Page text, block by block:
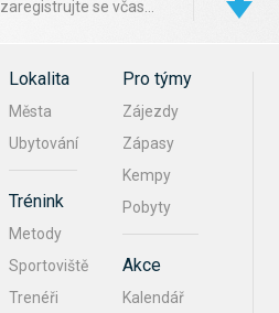
zaregistrujte se včas...
Lokalita
Města
Ubytování
Trénink
Metody
Sportoviště
Trenéři
Pro týmy
Zájezdy
Zápasy
Kempy
Pobyty
Akce
Kalendář